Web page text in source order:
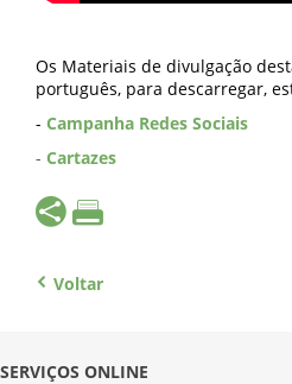
Os Materiais de divulgação
português, para descarregar,
- Campanha Redes Sociais
- Cartazes
Voltar
SERVIÇOS ONLINE